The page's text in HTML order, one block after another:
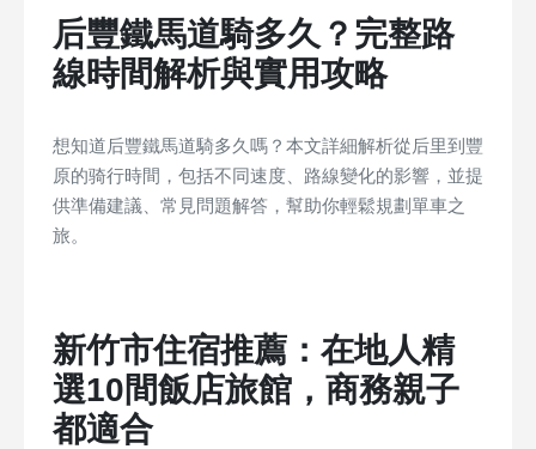
后豐鐵馬道騎多久？完整路
線時間解析與實用攻略
想知道后豐鐵馬道騎多久嗎？本文詳細解析從后里到豐
原的骑行時間，包括不同速度、路線變化的影響，並提
供準備建議、常見問題解答，幫助你輕鬆規劃單車之
旅。
新竹市住宿推薦：在地人精
選10間飯店旅館，商務親子
都適合